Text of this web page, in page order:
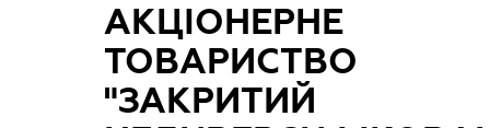
АКЦІОНЕРНЕ
ТОВАРИСТВО
"ЗАКРИТИЙ